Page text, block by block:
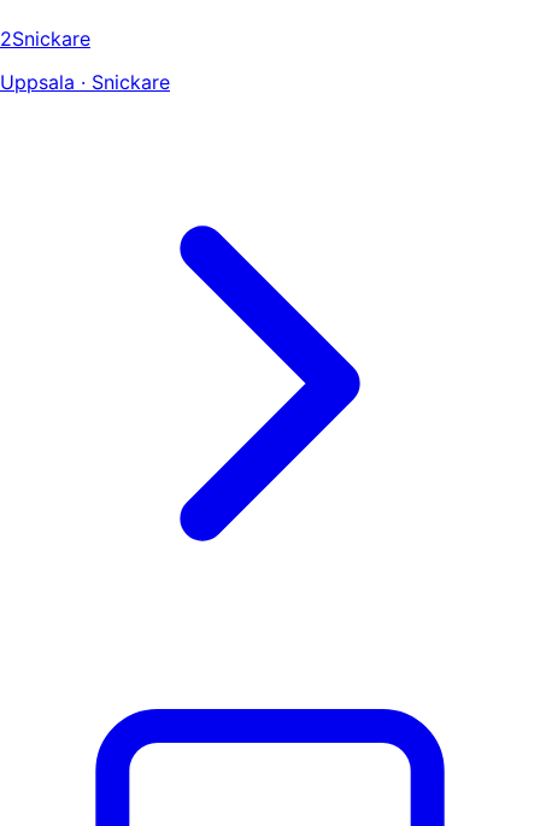
2Snickare
Uppsala · Snickare